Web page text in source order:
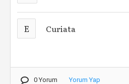
E Curiata
0 Yorum Yorum Yap